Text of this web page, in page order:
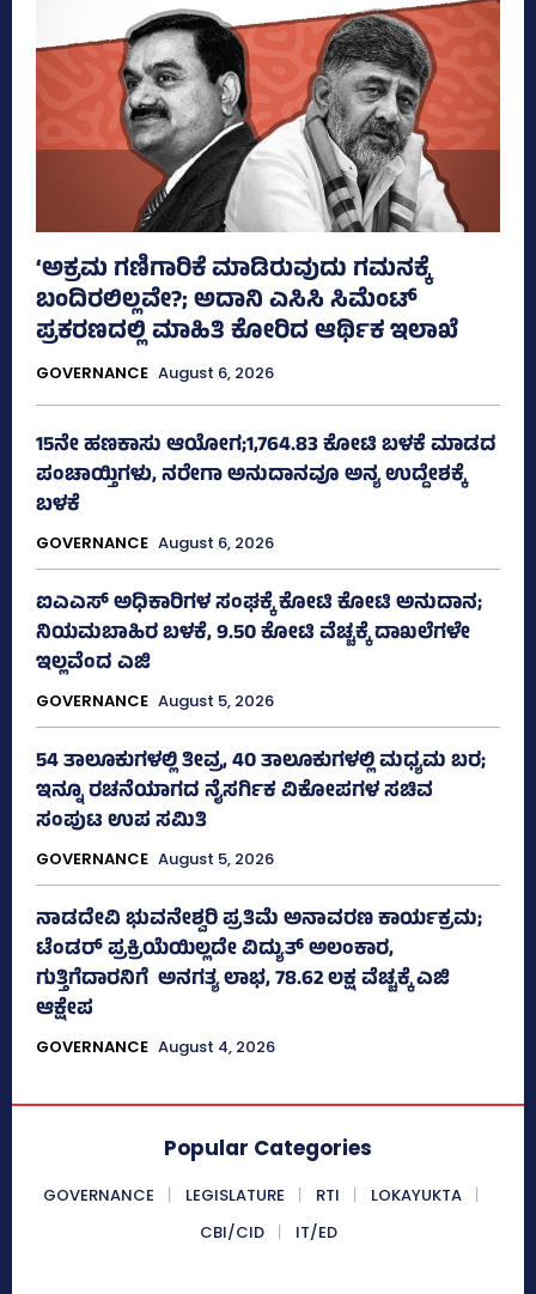
‘ಅಕ್ರಮ ಗಣಿಗಾರಿಕೆ ಮಾಡಿರುವುದು ಗಮನಕ್ಕೆ
ಬಂದಿರಲಿಲ್ಲವೇ?; ಅದಾನಿ ಎಸಿಸಿ ಸಿಮೆಂಟ್
ಪ್ರಕರಣದಲ್ಲಿ ಮಾಹಿತಿ ಕೋರಿದ ಆರ್ಥಿಕ ಇಲಾಖೆ
GOVERNANCE August 6, 2026
15ನೇ ಹಣಕಾಸು ಆಯೋಗ;1,764.83 ಕೋಟಿ ಬಳಕೆ ಮಾಡದ
ಪಂಚಾಯ್ತಿಗಳು, ನರೇಗಾ ಅನುದಾನವೂ ಅನ್ಯ ಉದ್ದೇಶಕ್ಕೆ
ಬಳಕೆ
GOVERNANCE August 6, 2026
ಐಎಎಸ್‌ ಅಧಿಕಾರಿಗಳ ಸಂಘಕ್ಕೆ ಕೋಟಿ ಕೋಟಿ ಅನುದಾನ;
ನಿಯಮಬಾಹಿರ ಬಳಕೆ, 9.50 ಕೋಟಿ ವೆಚ್ಚಕ್ಕೆ ದಾಖಲೆಗಳೇ
ಇಲ್ಲವೆಂದ ಎಜಿ
GOVERNANCE August 5, 2026
54 ತಾಲೂಕುಗಳಲ್ಲಿ ತೀವ್ರ, 40 ತಾಲೂಕುಗಳಲ್ಲಿ ಮಧ್ಯಮ ಬರ;
ಇನ್ನೂ ರಚನೆಯಾಗದ ನೈಸರ್ಗಿಕ ವಿಕೋಪಗಳ ಸಚಿವ
ಸಂಪುಟ ಉಪ ಸಮಿತಿ
GOVERNANCE August 5, 2026
ನಾಡದೇವಿ ಭುವನೇಶ್ವರಿ ಪ್ರತಿಮೆ ಅನಾವರಣ ಕಾರ್ಯಕ್ರಮ;
ಟೆಂಡರ್ ಪ್ರಕ್ರಿಯೆಯಿಲ್ಲದೇ ವಿದ್ಯುತ್‌ ಅಲಂಕಾರ,
ಗುತ್ತಿಗೆದಾರನಿಗೆ ಅನಗತ್ಯ ಲಾಭ, 78.62 ಲಕ್ಷ ವೆಚ್ಚಕ್ಕೆ ಎಜಿ
ಆಕ್ಷೇಪ
GOVERNANCE August 4, 2026
Popular Categories
GOVERNANCE LEGISLATURE RTI
LOKAYUKTA
CBI/CID
IT/ED